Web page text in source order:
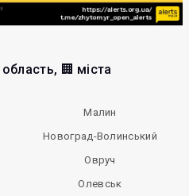
🏢 міста
Малин
Новоград-Волинський
Овруч
Олевськ